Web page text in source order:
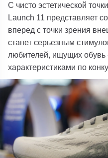
С чисто эстетической
Launch 11 представляет
вперед с точки зрения
станет серьезным
любителей, ищущих обувь
характеристиками по